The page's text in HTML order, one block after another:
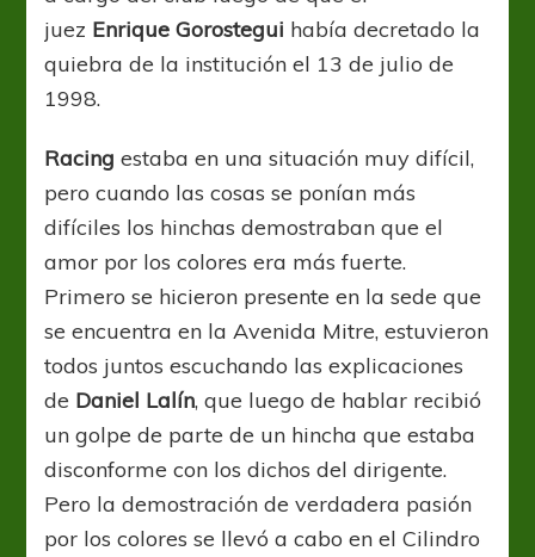
juez Enrique Gorostegui había decretado la
quiebra de la institución el 13 de julio de
1998.
Racing estaba en una situación muy difícil,
pero cuando las cosas se ponían más
difíciles los hinchas demostraban que el
amor por los colores era más fuerte.
Primero se hicieron presente en la sede que
se encuentra en la Avenida Mitre, estuvieron
todos juntos escuchando las explicaciones
de Daniel Lalín, que luego de hablar recibió
un golpe de parte de un hincha que estaba
disconforme con los dichos del dirigente.
Pero la demostración de verdadera pasión
por los colores se llevó a cabo en el Cilindro